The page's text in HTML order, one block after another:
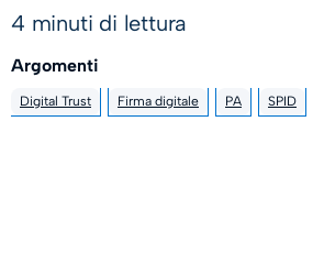
4 minuti di lettura
Argomenti
Digital Trust Firma digitale PA SPID